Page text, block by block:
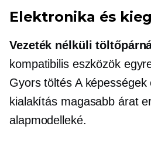
Elektronika és
Vezeték nélküli
kompatibilis eszközök
Gyors töltésA képességek
kialakítás magasabb árat
alapmodelleké.